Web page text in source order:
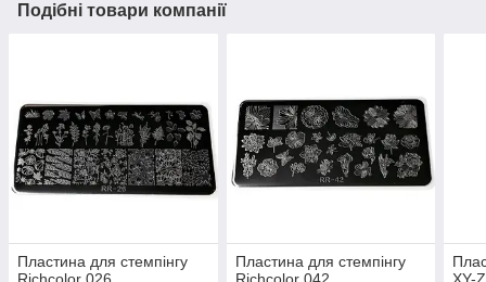
Подібні товари компанії
Пластина для стемпінгу
Пластина для стемпінгу